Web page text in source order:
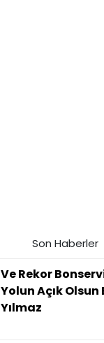
Son Haberler
Ve Rekor
Yolun Açık Olsun
Yılmaz